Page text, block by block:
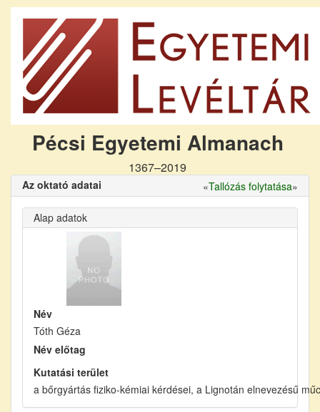
Pécsi Egyetemi Almanach
1367–2019
Az oktató adatai «Tallózás folytatása»
Alap adatok
Név
Tóth Géza
Név előtag
Kutatási terület
a bőrgyártás fiziko-kémiai kérdései, a Lignotán elnevezésű